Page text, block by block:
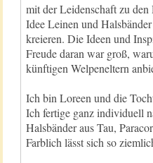
mit der Leidenschaft zu
Idee Leinen und
kreieren. Die Ideen und
Freude daran war groß,
künftigen Welpeneltern
Ich bin Loreen und die
Ich fertige ganz individuell
Halsbänder aus Tau,
Farblich lässt sich so